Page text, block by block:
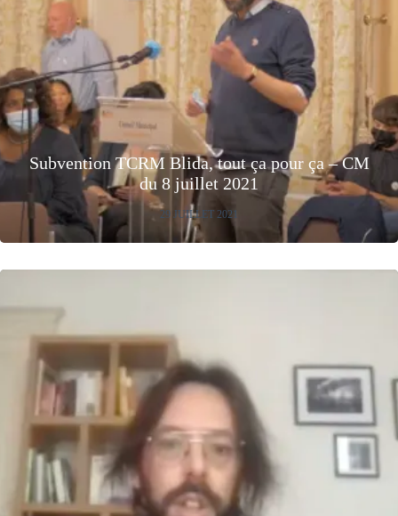
Subvention TCRM Blida, tout ça pour ça – CM
du 8 juillet 2021
29 JUILLET 2021